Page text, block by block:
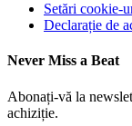
Setări cookie-
Declarație de
Never Miss a Beat
Abonați-vă la
achiziție.